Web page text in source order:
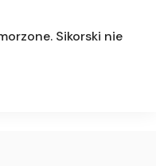
Sikorski nie